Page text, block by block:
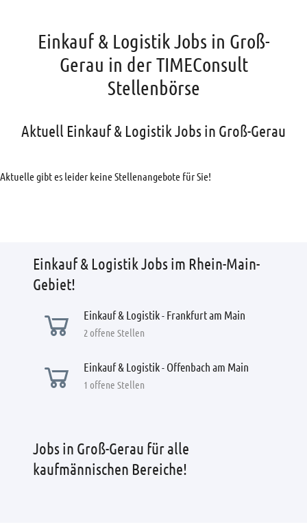
Einkauf & Logistik Jobs in Groß-
Gerau in der TIMEConsult
Stellenbörse
Einkauf & Logistik Jobs im Rhein-Main-
Gebiet!
Einkauf & Logistik - Frankfurt am Main
2 offene Stellen
Einkauf & Logistik - Offenbach am Main
1 offene Stellen
Jobs in Groß-Gerau für alle
kaufmännischen Bereiche!
Aktuell Einkauf & Logistik Jobs in Groß-Gerau
Aktuelle gibt es leider keine Stellenangebote für Sie!